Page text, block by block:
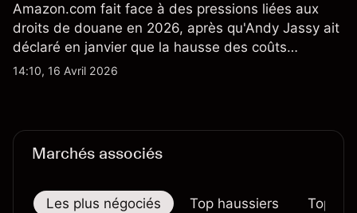
Amazon.com fait face à des pressions liées aux
droits de douane en 2026, après qu'Andy Jassy ait
déclaré en janvier que la hausse des coûts
d'importation commençait à se répercuter sur
14:10, 16 Avril 2026
Marchés associés
Les plus négociés Top haussiers Top